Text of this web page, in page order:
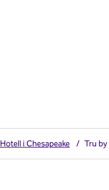
Hotell i Chesapeake / Tru by